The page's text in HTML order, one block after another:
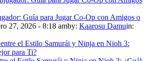
Guía para Jugar Co-Op con Amigos o
27, 2026 - 8:18 amby: Kaarosu Damuin: